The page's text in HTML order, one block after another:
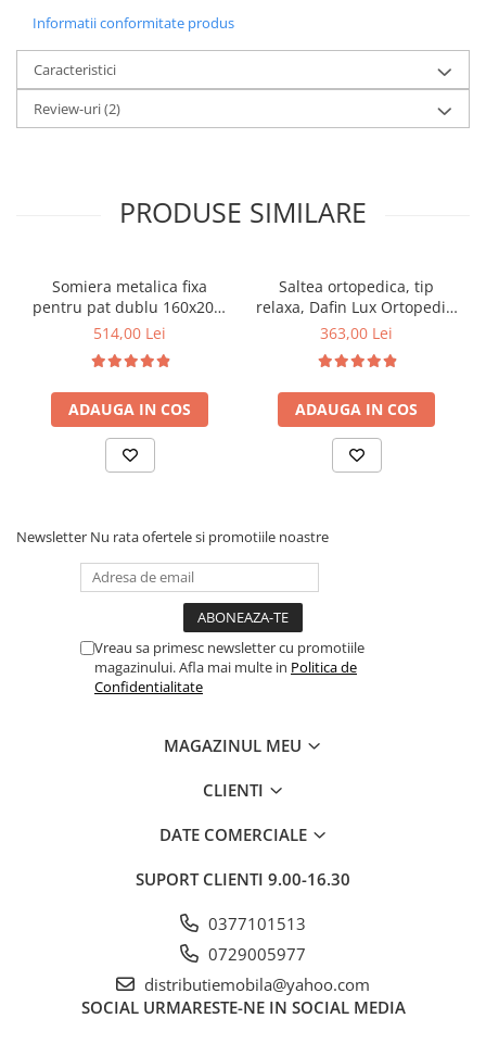
Informatii conformitate produs
Caracteristici
Review-uri(2)
PRODUSE SIMILARE
Somiera metalica fixa
pentru pat dublu 160x200,
6 picioare, 32 lamele lemn
saltea ferm, negru
514,00 Lei
ADAUGA IN COS
Saltea ortopedica, tip
relaxa, Dafin Lux Ortopedic,
90x200x21cm, fermitate
tip Bonell, fata vara-iarna,
sistem de aerisire cu
butoni, Salt Confort
363,00 Lei
ADAUGA IN COS
Newsletter Nu rata ofertele si promotiile noastre
Vreau sa primesc newsletter cu promotiile
magazinului. Afla mai multe in Politica de
Confidentialitate
MAGAZINUL MEU
CLIENTI
DATE COMERCIALE
SUPORT CLIENTI 9.00-16.30
0377101513
0729005977
distributiemobila@yahoo.com
SOCIAL URMARESTE-NE IN SOCIAL MEDIA